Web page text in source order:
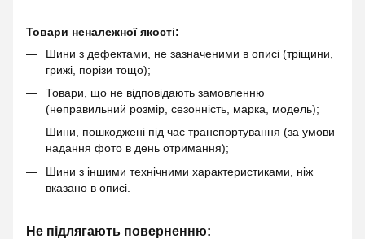
Товари неналежної якості:
Шини з дефектами, не зазначеними в описі (тріщини,
грижі, порізи тощо);
Товари, що не відповідають замовленню
(неправильний розмір, сезонність, марка, модель);
Шини, пошкоджені під час транспортування (за умови
надання фото в день отримання);
Шини з іншими технічними характеристиками, ніж
вказано в описі.
Не підлягають поверненню: